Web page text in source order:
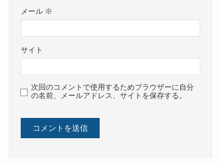
メール ※
サイト
次回のコメントで使用するためブラウザーに自分
の名前、メールアドレス、サイトを保存する。